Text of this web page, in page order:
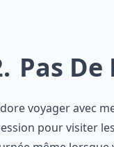
Pas De
voyager avec
pour visiter